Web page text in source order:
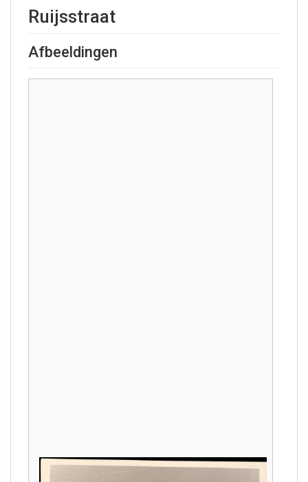
Ruijsstraat
Afbeeldingen